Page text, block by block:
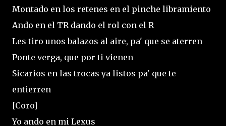
Montado en los retenes en el pinche libramiento
Ando en el TR dando el rol con el R
Les tiro unos balazos al aire, pa' que se aterren
Ponte verga, que por ti vienen
Sicarios en las trocas ya listos pa' que te
entierren
[Coro]
Yo ando en mi Lexus